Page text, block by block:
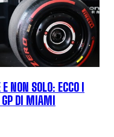
NON SOLO: ECCO I
DI MIAMI